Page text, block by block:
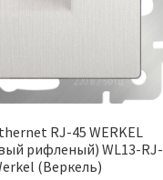
RJ-45 WERKEL
рифленый) WL13-RJ-
(Веркель)